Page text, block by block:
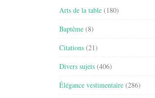
Arts de la table (180)
Baptême (8)
Citations (21)
Divers sujets (406)
Élégance vestimentaire (286)